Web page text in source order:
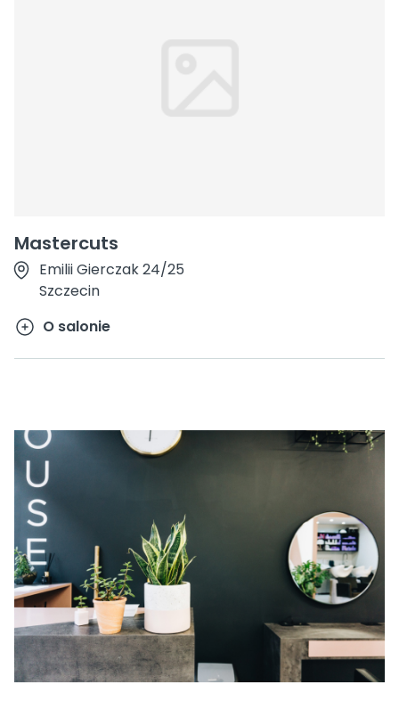
Mastercuts
Emilii Gierczak 24/25
Szczecin
O salonie